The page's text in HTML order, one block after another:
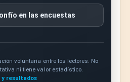
en las encuestas
voluntaria entre los lectores. No
ni tiene valor estadístico.
resultados